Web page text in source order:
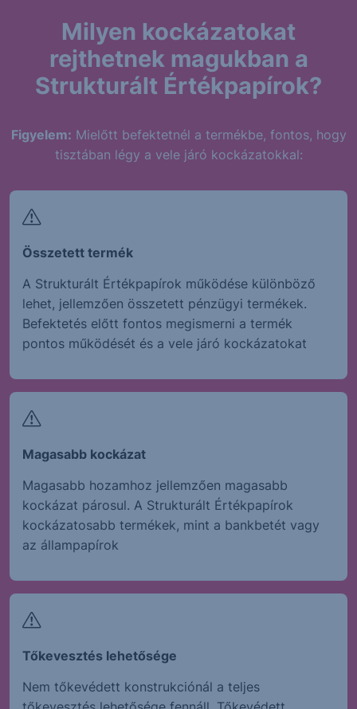
Milyen kockázatokat
rejthetnek magukban a
Strukturált Értékpapírok?
Figyelem: Mielőtt befektetnél a termékbe, fontos, hogy
tisztában légy a vele járó kockázatokkal:
Összetett termék
A Strukturált Értékpapírok működése különböző
lehet, jellemzően összetett pénzügyi termékek.
Befektetés előtt fontos megismerni a termék
pontos működését és a vele járó kockázatokat
Magasabb kockázat
Magasabb hozamhoz jellemzően magasabb
kockázat párosul. A Strukturált Értékpapírok
kockázatosabb termékek, mint a bankbetét vagy
az állampapírok
Tőkevesztés lehetősége
Nem tőkevédett konstrukciónál a teljes